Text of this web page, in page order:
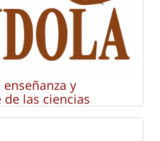
y
las ciencias